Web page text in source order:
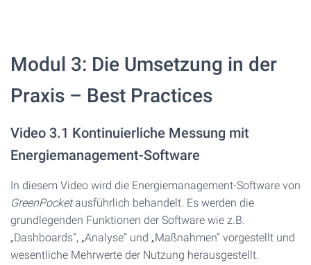
Modul 3: Die Umsetzung in der
Praxis – Best Practices
Video 3.1 Kontinuierliche Messung mit
Energiemanagement-Software
In diesem Video wird die Energiemanagement-Software von
GreenPocketausführlich behandelt. Es werden die
grundlegenden Funktionen der Software wie z.B.
„Dashboards“, „Analyse“ und „Maßnahmen“ vorgestellt und
wesentliche Mehrwerte der Nutzung herausgestellt.